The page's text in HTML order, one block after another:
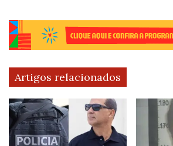
Artigos relacionados